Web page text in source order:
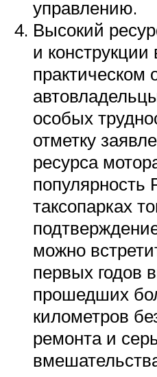
управлению.
Высокий
и
практическом
особых
отметку
ресурса
популярность
таксопарках
можно
первых годов
прошедших
километров
ремонта и